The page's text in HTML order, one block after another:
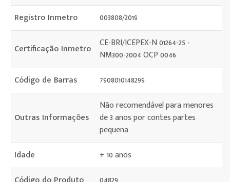
Registro Inmetro 003808/2019
Certificação Inmetro
CE-BRI/ICEPEX-N 01264-25 -
NM300-2004 OCP 0046
Código de Barras
7908010148299
Outras Informações
Não recomendável para menores
de 3 anos por contes partes
pequena
Idade
+ 10 anos